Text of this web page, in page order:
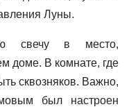
Луны.
свечу в место,
доме. В комнате, где
сквозняков. Важно,
был настроен